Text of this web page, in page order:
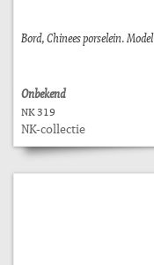
Bord, Chinees porselein.
Onbekend
NK 319
NK-collectie